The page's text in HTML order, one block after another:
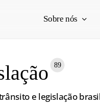
Sobre nós
89
e legislação